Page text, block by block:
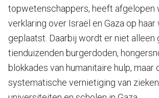
topwetenschappers, heeft afgelopen
verklaring over Israël en Gaza op
geplaatst. Daarbij wordt er niet alleen
tienduizenden burgerdoden,
blokkades van humanitaire hulp, maar
systematische vernietiging van